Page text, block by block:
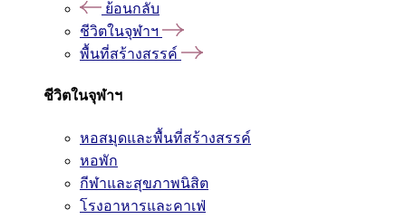
ย้อนกลับ
ชีวิตในจุฬาฯ
พื้นที่สร้างสรรค์
ชีวิตในจุฬาฯ
หอสมุดและพื้นที่สร้างสรรค์
หอพัก
กีฬาและสุขภาพนิสิต
โรงอาหารและคาเฟ่